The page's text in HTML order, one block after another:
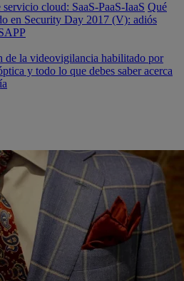
cloud: SaaS-PaaS-IaaS Qué
en Security Day 2017 (V): adiós
de la videovigilancia habilitado por
y todo lo que debes saber acerca